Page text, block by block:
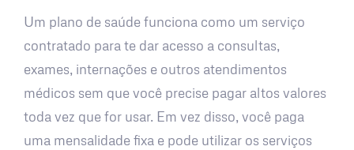
Um plano de saúde funciona como um serviço
contratado para te dar acesso a consultas,
exames, internações e outros atendimentos
médicos sem que você precise pagar altos valores
toda vez que for usar. Em vez disso, você paga
uma mensalidade fixa e pode utilizar os serviços